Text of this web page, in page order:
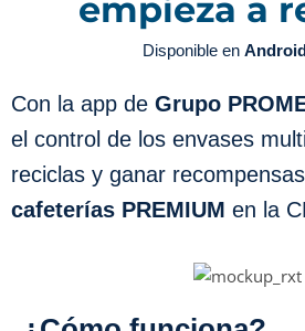
empieza a
Disponible en
Con la app de Grupo
el control de los envases
reciclas y ganar
cafeterías PREMIUM en la